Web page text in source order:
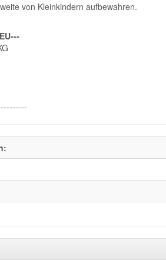
von Kleinkindern aufbewahren.